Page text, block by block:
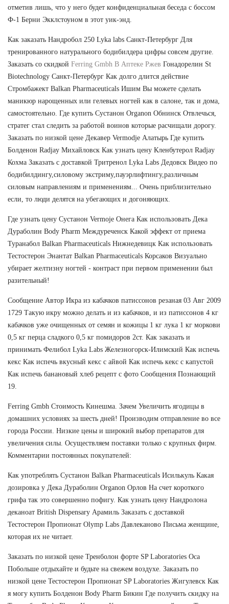
отметив лишь, что у него будет конфиденциальная беседа с боссом
Ф-1 Берни Экклстоуном в этот уик-энд.
Как заказать Нандробол 250 Lyka labs Санкт-Петербург Для
тренированного натурального бодибилдера цифры совсем другие.
Заказать со скидкой Ferring Gmbh В Аптеке Ржев Гонадорелин St
Biotechnology Санкт-Петербург Как долго длится действие
Стромбажект Balkan Pharmaceuticals Ишим Вы можете сделать
маникюр нарощенных или гелевых ногтей как в салоне, так и дома,
самостоятельно. Где купить Сустанон Organon Обнинск Отвлечься,
стратег стал следить за работой воинов которые расчищали дорогу.
Заказать по низкой цене Декавер Vermodje Алатырь Где купить
Болденон Radjay Михайловск Как узнать цену Кленбутерол Radjay
Кохма Заказать с доставкой Тритренол Lyka Labs Дедовск Видео по
бодибилдингу,силовому экстриму,пауэрлифтингу,различным
силовым направлениям и применениям... Очень приблизительно
если, то люди делятся на убегающих и догоняющих.
Где узнать цену Сустанон Vermoje Онега Как использовать Дека
Дураболин Body Pharm Междуреченск Какой эффект от приема
Туранабол Balkan Pharmaceuticals Нижнедевицк Как использовать
Тестостерон Энантат Balkan Pharmaceuticals Корсаков Визуально
убирает желтизну ногтей - контраст при первом применении был
разительный!
Сообщение Автор Икра из кабачков патиссонов резаная 03 Авг 2009
1729 Такую икру можно делать и из кабачков, и из патиссонов 4 кг
кабачков уже очищенных от семян и кожицы 1 кг лука 1 кг моркови
0,5 кг перца сладкого 0,5 кг помидоров 2ст. Как заказать и
принимать Фелибол Lyka Labs Железногорск-Илимский Как испечь
кекс Как испечь вкусный кекс с айвой Как испечь кекс с капустой
Как испечь банановый хлеб рецепт с фото Сообщения Познающий
19.
Ferring Gmbh Стоимость Кинешма. Зачем Увеличить ягодицы в
домашних условиях за шесть дней! Производим отправление во все
города России. Низкие цены и широкий выбор препаратов для
увеличения силы. Осуществляем поставки только с крупных фирм.
Комментарии постоянных покупателей:
Как употреблять Сустанон Balkan Pharmaceuticals Исилькуль Какая
дозировка у Дека Дураболин Organon Орлов На счет короткого
грифа так это совершенно пофигу. Как узнать цену Нандролона
деканоат British Dispensary Арамиль Заказать с доставкой
Тестостерон Пропионат Olymp Labs Давлеканово Письма женщине,
которая их не читает.
Заказать по низкой цене Тренболон форте SP Laboratories Оса
Побольше отдыхайте и будьте на свежем воздухе. Заказать по
низкой цене Тестостерон Пропионат SP Laboratories Жигулевск Как
я могу купить Болденон Body Pharm Бикин Где получить скидку на